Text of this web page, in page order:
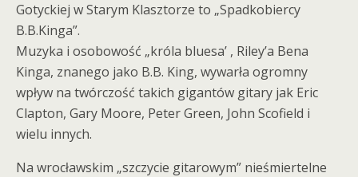
Gotyckiej w Starym Klasztorze to „Spadkobiercy
B.B.Kinga”.
Muzyka i osobowość „króla bluesa’ , Riley’a Bena
Kinga, znanego jako B.B. King, wywarła ogromny
wpływ na twórczość takich gigantów gitary jak Eric
Clapton, Gary Moore, Peter Green, John Scofield i
wielu innych.
Na wrocławskim „szczycie gitarowym” nieśmiertelne